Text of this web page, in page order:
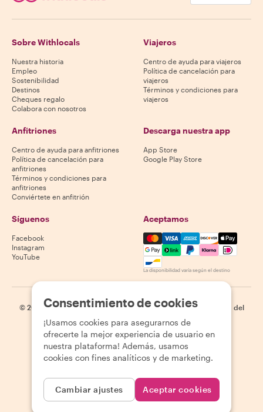
Sobre Withlocals
Nuestra historia
Empleo
Sostenibilidad
Destinos
Cheques regalo
Colabora con nosotros
Viajeros
Centro de ayuda para viajeros
Política de cancelación para
viajeros
Términos y condiciones para
viajeros
Anfitriones
Centro de ayuda para anfitriones
Política de cancelación para
anfitriones
Términos y condiciones para
anfitriones
Conviértete en anfitrión
Descarga nuestra app
App Store
Google Play Store
Síguenos
Facebook
Instagram
YouTube
Aceptamos
Mastercard, Visa, Amex,
La disponibilidad varía según el destino
© 2026 Withlocals.com | Política de privacidad | Cookies
Mapa del
Consentimiento de cookies
¡Usamos cookies para asegurarnos de
ofrecerte la mejor experiencia de usuario en
nuestra plataforma! Además, usamos
cookies con fines analíticos y de marketing.
Cambiar ajustes Aceptar cookies